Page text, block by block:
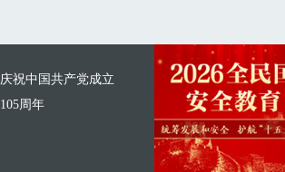
庆祝中国共产党成立
105周年